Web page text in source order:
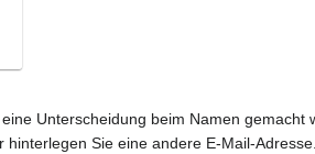
Unterscheidung beim Namen
Sie eine andere E-Mail-Adresse.